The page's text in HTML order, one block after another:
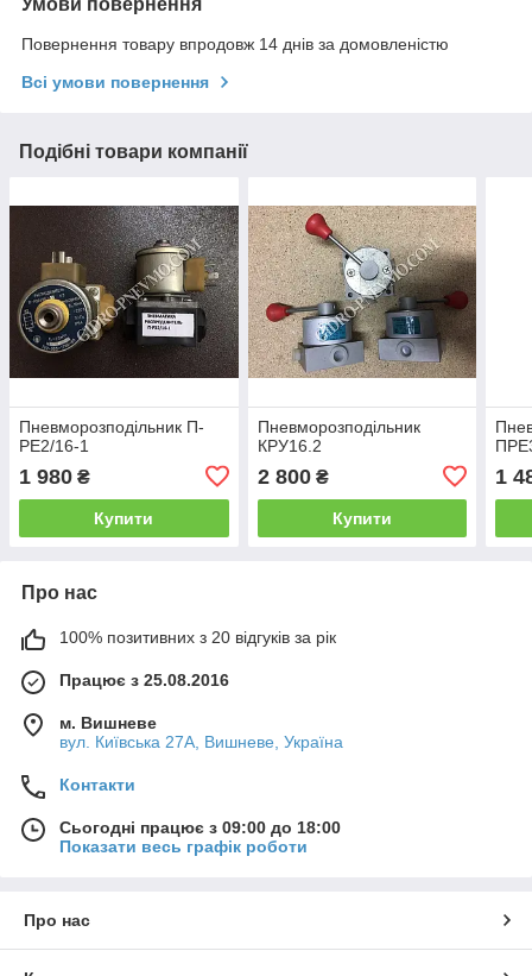
Умови повернення
Повернення товару впродовж 14 днів за домовленістю
Всі умови повернення
Подібні товари компанії
Пневморозподільник П-
РЕ2/16-1
1 980 ₴
Купити
Пневморозподільник
КРУ16.2
2 800₴
Купити
1
Про нас
100% позитивних з 20 відгуків за рік
Працює з 25.08.2016
м. Вишневе
вул. Київська 27А, Вишневе, Україна
Контакти
Сьогодні працює з 09:00 до 18:00
Показати весь графік роботи
Про нас